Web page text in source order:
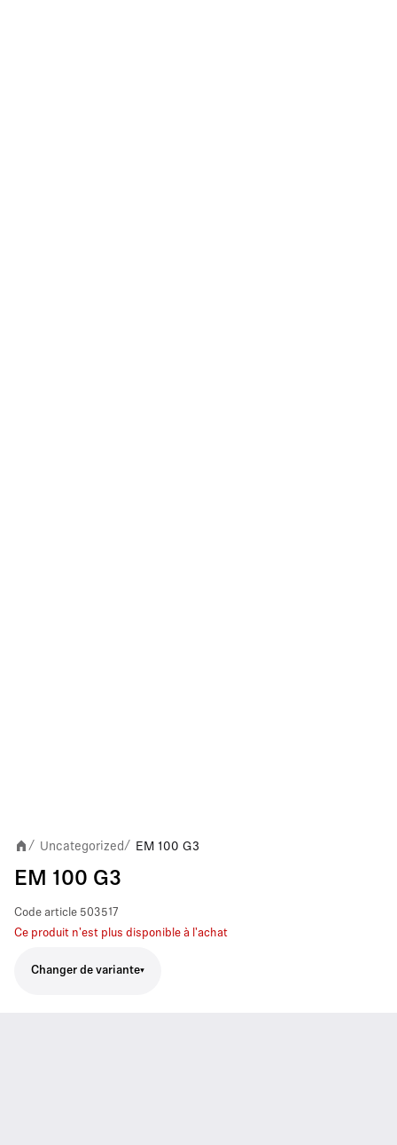
/ Uncategorized/ EM 100 G3
EM 100 G3
Code article 503517
Ce produit n'est plus disponible à l'achat
Changer de variante